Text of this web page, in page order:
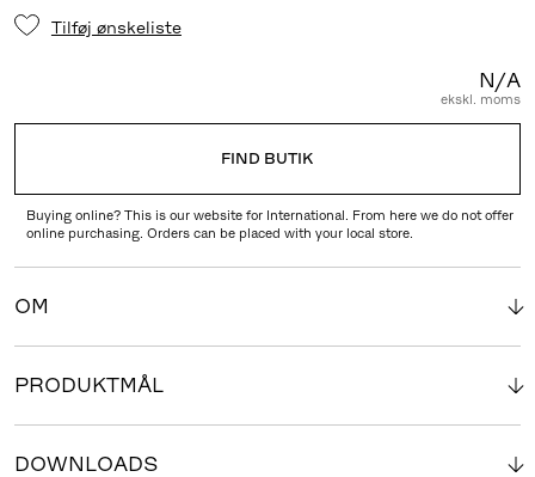
Tilføj ønskeliste
N/A
ekskl. moms
FIND BUTIK
Buying online? This is our website for International. From here we do not offer
online purchasing. Orders can be placed with your local store.
OM
PRODUKTMÅL
DOWNLOADS